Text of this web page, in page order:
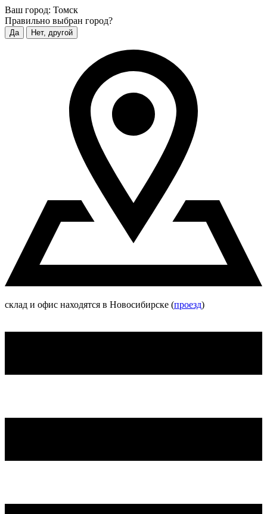
Ваш город: Томск
Правильно выбран город?
Да Нет, другой
склад и офис находятся в Новосибирске (проезд)